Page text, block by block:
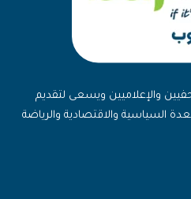
والإعلاميين ويسعى لتقديم
السياسية والاقتصادية والرياضة